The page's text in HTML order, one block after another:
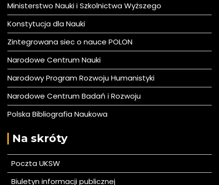
Ministerstwo Nauki i Szkolnictwa Wyższego
Konstytucja dla Nauki
Zintegrowana siec o nauce POLON
Narodowe Centrum Nauki
Narodowy Program Rozwoju Humanistyki
Narodowe Centrum Badań i Rozwoju
Polska Bibliografia Naukowa
Na skróty
Poczta UKSW
Biuletyn informacji publicznej